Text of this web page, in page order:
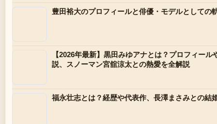
豊田裕大のプロフィールと俳優・モデルとしての
【2026年最新】黒田みゆアナとは？プロフィー
説、スノーマン宮舘涼太との熱愛を全解説
福永壮志とは？経歴や代表作、長澤まさみとの結